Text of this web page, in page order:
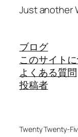
Just another
ブログ
このサイト
よくある質問
投稿者
Twenty Twenty-